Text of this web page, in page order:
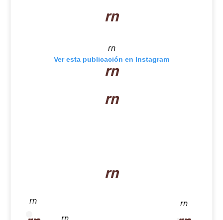
rn
rn
Ver esta publicación en Instagram
rn
rn
rn
rn
rn
rn